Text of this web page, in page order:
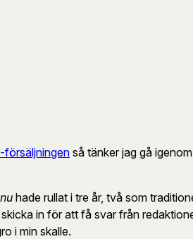
försäljningen så tänker jag gå
hade rullat i tre år, två som
in för att få svar från
i min skalle.